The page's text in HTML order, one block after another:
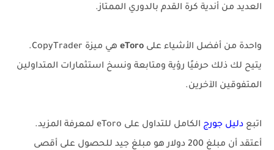
العديد من أندية كرة القدم بالدوري الممتاز.
واحدة من أفضل الأشياء على eToro
هي ميزة CopyTrader.
يتيح لك ذلك حرفيًا رؤية ومتابعة ونسخ استثمارات المتداولين
المتفوقين الآخرين.
اتبع دليل جورج
الكامل للتداول على eToro لمعرفة المزيد.
أعتقد أن مبلغ 200 دولار هو مبلغ جيد للحصول على أقصى